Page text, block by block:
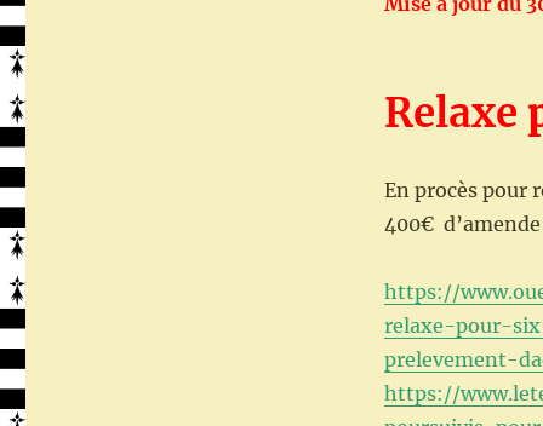
Relaxe
En procès pour
400€
https://
relaxe-pour-
prelevement-
https://